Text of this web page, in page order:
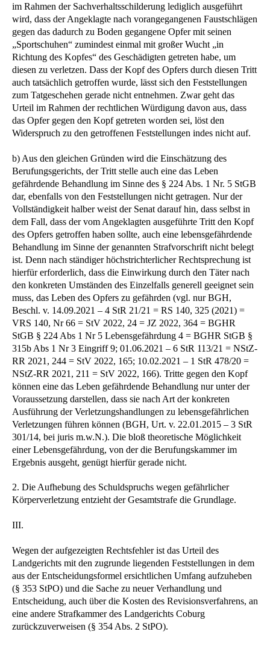
im Rahmen der Sachverhaltsschilderung lediglich ausgeführt
wird, dass der Angeklagte nach vorangegangenen Faustschlägen
gegen das dadurch zu Boden gegangene Opfer mit seinen
„Sportschuhen“ zumindest einmal mit großer Wucht „in
Richtung des Kopfes“ des Geschädigten getreten habe, um
diesen zu verletzen. Dass der Kopf des Opfers durch diesen Tritt
auch tatsächlich getroffen wurde, lässt sich den Feststellungen
zum Tatgeschehen gerade nicht entnehmen. Zwar geht das
Urteil im Rahmen der rechtlichen Würdigung davon aus, dass
das Opfer gegen den Kopf getreten worden sei, löst den
Widerspruch zu den getroffenen Feststellungen indes nicht auf.
b) Aus den gleichen Gründen wird die Einschätzung des
Berufungsgerichts, der Tritt stelle auch eine das Leben
gefährdende Behandlung im Sinne des § 224 Abs. 1 Nr. 5 StGB
dar, ebenfalls von den Feststellungen nicht getragen. Nur der
Vollständigkeit halber weist der Senat darauf hin, dass selbst in
dem Fall, dass der vom Angeklagten ausgeführte Tritt den Kopf
des Opfers getroffen haben sollte, auch eine lebensgefährdende
Behandlung im Sinne der genannten Strafvorschrift nicht belegt
ist. Denn nach ständiger höchstrichterlicher Rechtsprechung ist
hierfür erforderlich, dass die Einwirkung durch den Täter nach
den konkreten Umständen des Einzelfalls generell geeignet sein
muss, das Leben des Opfers zu gefährden (vgl. nur BGH,
Beschl. v. 14.09.2021 – 4 StR 21/21 = RS 140, 325 (2021) =
VRS 140, Nr 66 = StV 2022, 24 = JZ 2022, 364 = BGHR
StGB § 224 Abs 1 Nr 5 Lebensgefährdung 4 = BGHR StGB §
315b Abs 1 Nr 3 Eingriff 9; 01.06.2021 – 6 StR 113/21 = NStZ-
RR 2021, 244 = StV 2022, 165; 10.02.2021 – 1 StR 478/20 =
NStZ-RR 2021, 211 = StV 2022, 166). Tritte gegen den Kopf
können eine das Leben gefährdende Behandlung nur unter der
Voraussetzung darstellen, dass sie nach Art der konkreten
Ausführung der Verletzungshandlungen zu lebensgefährlichen
Verletzungen führen können (BGH, Urt. v. 22.01.2015 – 3 StR
301/14, bei juris m.w.N.). Die bloß theoretische Möglichkeit
einer Lebensgefährdung, von der die Berufungskammer im
Ergebnis ausgeht, genügt hierfür gerade nicht.
2. Die Aufhebung des Schuldspruchs wegen gefährlicher
Körperverletzung entzieht der Gesamtstrafe die Grundlage.
III.
Wegen der aufgezeigten Rechtsfehler ist das Urteil des
Landgerichts mit den zugrunde liegenden Feststellungen in dem
aus der Entscheidungsformel ersichtlichen Umfang aufzuheben
(§ 353 StPO) und die Sache zu neuer Verhandlung und
Entscheidung, auch über die Kosten des Revisionsverfahrens, an
eine andere Strafkammer des Landgerichts Coburg
zurückzuverweisen (§ 354 Abs. 2 StPO).